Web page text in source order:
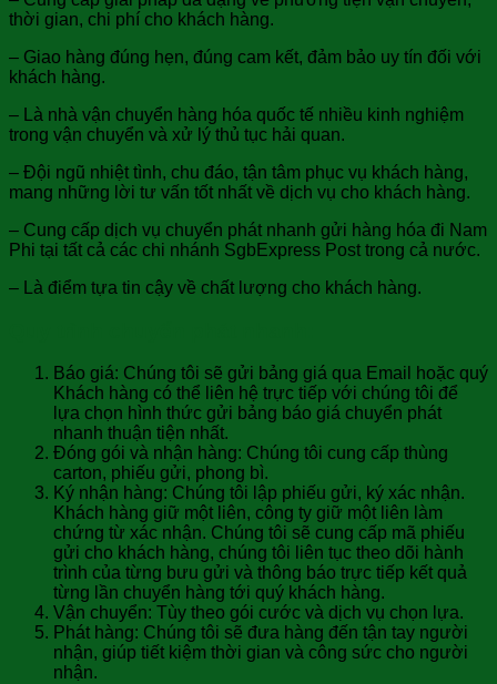
thời gian, chi phí cho khách hàng.
– Giao hàng đúng hẹn, đúng cam kết, đảm bảo uy tín đối với
khách hàng.
– Là nhà vận chuyển hàng hóa quốc tế nhiều kinh nghiệm
trong vận chuyển và xử lý thủ tục hải quan.
– Đội ngũ nhiệt tình, chu đáo, tận tâm phục vụ khách hàng,
mang những lời tư vấn tốt nhất về dịch vụ cho khách hàng.
– Cung cấp dịch vụ chuyển phát nhanh gửi hàng hóa đi Nam
Phi tại tất cả các chi nhánh SgbExpress Post trong cả nước.
– Là điểm tựa tin cậy về chất lượng cho khách hàng.
Báo giá: Chúng tôi sẽ gửi bảng giá qua Email hoặc quý
Khách hàng có thể liên hệ trực tiếp với chúng tôi để
lựa chọn hình thức gửi bảng báo giá chuyển phát
nhanh thuận tiện nhất.
Đóng gói và nhận hàng: Chúng tôi cung cấp thùng
carton, phiếu gửi, phong bì.
Ký nhận hàng: Chúng tôi lập phiếu gửi, ký xác nhận.
Khách hàng giữ một liên, công ty giữ một liên làm
chứng từ xác nhận. Chúng tôi sẽ cung cấp mã phiếu
gửi cho khách hàng, chúng tôi liên tục theo dõi hành
trình của từng bưu gửi và thông báo trực tiếp kết quả
từng lần chuyển hàng tới quý khách hàng.
Vận chuyển: Tùy theo gói cước và dịch vụ chọn lựa.
Phát hàng: Chúng tôi sẽ đưa hàng đến tận tay người
nhận, giúp tiết kiệm thời gian và công sức cho người
nhận.